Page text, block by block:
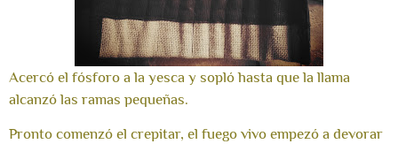
Acercó el fósforo a la yesca y sopló hasta que la llama
alcanzó las ramas pequeñas.
Pronto comenzó el crepitar, el fuego vivo empezó a devorar